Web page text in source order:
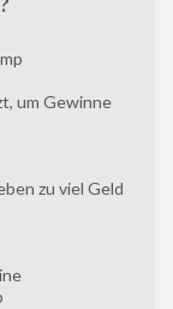
um Gewinne
zu viel Geld